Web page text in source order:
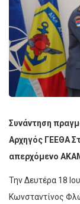
Συνάντηση
Αρχηγός ΓΕΕΘΑ
απερχόμενο
Την Δευτέρα 18
Κωνσταντίνος